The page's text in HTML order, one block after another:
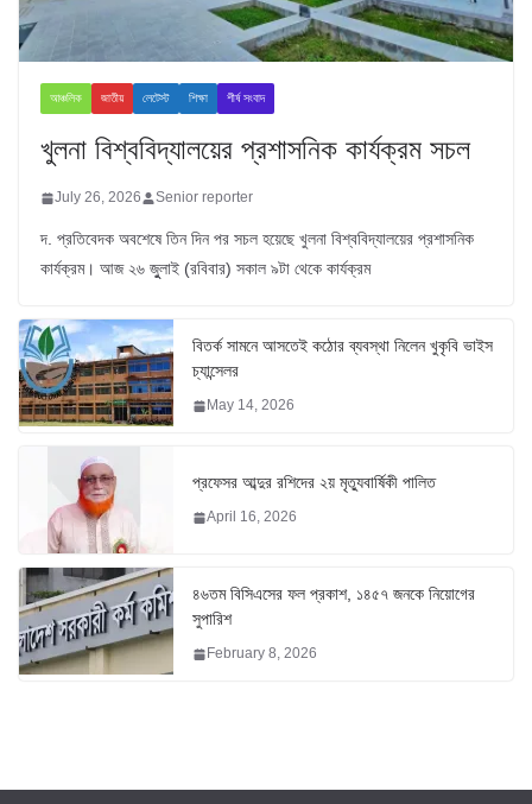
আঞ্চলিক জাতীয় লেটেস্ট শিক্ষা শীর্ষ সংবাদ
খুলনা বিশ্ববিদ্যালয়ের প্রশাসনিক কার্যক্রম সচল
July 26, 2026 Senior reporter
দ. প্রতিবেদক অবশেষে তিন দিন পর সচল হয়েছে খুলনা বিশ্ববিদ্যালয়ের প্রশাসনিক
কার্যক্রম। আজ ২৬ জুুলাই (রবিবার) সকাল ৯টা থেকে কার্যক্রম
বিতর্ক সামনে আসতেই কঠোর ব্যবস্থা নিলেন খুকৃবি ভাইস
চ্যান্সেলর
May 14, 2026
প্রফেসর আব্দুর রশিদের ২য় মৃত্যুবার্ষিকী পালিত
April 16, 2026
৪৬তম বিসিএসের ফল প্রকাশ, ১৪৫৭ জনকে নিয়োগের
সুপারিশ
February 8, 2026